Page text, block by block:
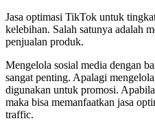
Jasa optimasi TikTok untuk
kelebihan. Salah satunya adalah
penjualan produk.
Mengelola sosial media dengan
sangat penting. Apalagi
digunakan untuk promosi.
maka bisa memanfaatkan jasa
traffic.